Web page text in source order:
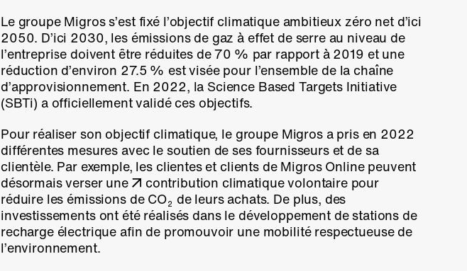
Le groupe Migros s’est fixé l’objectif climatique ambitieux zéro net d’ici
2050. D’ici 2030, les émissions de gaz à effet de serre au niveau de
l’entreprise doivent être réduites de70 % par rapport à 2019 et une
réduction d’environ 27.5 % est visée pour l’ensemble de la chaîne
d’approvisionnement. En 2022, la Science Based Targets Initiative
(SBTi) a officiellement validé ces objectifs.
Pour réaliser son objectif climatique, le groupe Migros a pris en 2022
différentes mesures avec le soutien de ses fournisseurs et de sa
clientèle. Par exemple, les clientes et clients de Migros Online peuvent
désormais verser une
contribution climatiquevolontaire pour
réduire les émissions de CO2 de leurs achats. De plus, des
investissements ont été réalisés dans le développement de stations de
recharge électrique afin de promouvoir une mobilité respectueuse de
l’environnement.